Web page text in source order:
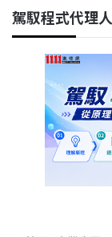
駕馭程式代理人